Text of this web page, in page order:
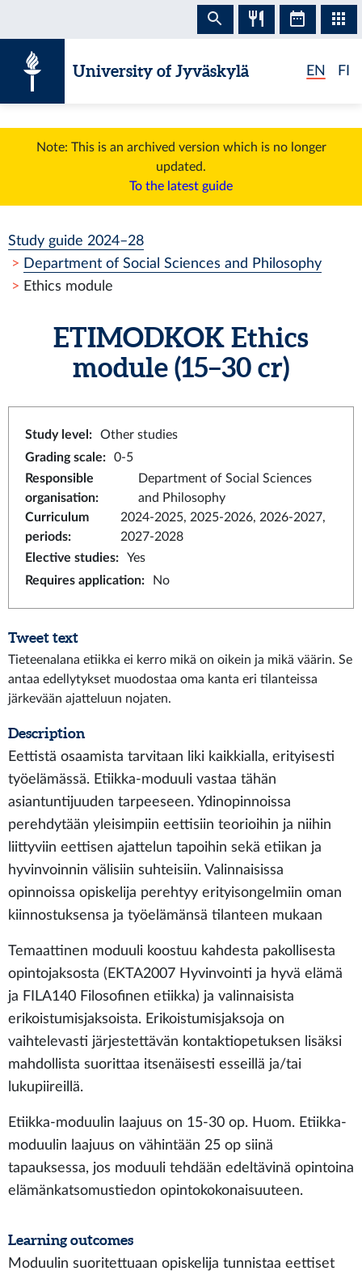
University of Jyväskylä EN FI
Note: This is an archived version which is no longer
updated.
To the latest guide
Study guide 2024–28
Department of Social Sciences and Philosophy
Ethics module
ETIMODKOK Ethics
module (15–30 cr)
Study level :
Other studies
Grading scale:
0-5
Responsible
organisation:
Department of Social Sciences
and Philosophy
Curriculum
periods:
2024-2025, 2025-2026, 2026-2027,
2027-2028
Elective studies:
Yes
Requires application: No
Tweet text
Tieteenalana etiikka ei kerro mikä on oikein ja mikä väärin. Se
antaa edellytykset muodostaa oma kanta eri tilanteissa
järkevään ajatteluun nojaten.
Description
Eettistä osaamista tarvitaan liki kaikkialla, erityisesti
työelämässä. Etiikka-moduuli vastaa tähän
asiantuntijuuden tarpeeseen. Ydinopinnoissa
perehdytään yleisimpiin eettisiin teorioihin ja niihin
liittyviin eettisen ajattelun tapoihin sekä etiikan ja
hyvinvoinnin välisiin suhteisiin. Valinnaisissa
opinnoissa opiskelija perehtyy erityisongelmiin oman
kiinnostuksensa ja työelämänsä tilanteen mukaan
Temaattinen moduuli koostuu kahdesta pakollisesta
opintojaksosta (EKTA2007 Hyvinvointi ja hyvä elämä
ja FILA140 Filosofinen etiikka) ja valinnaisista
erikoistumisjaksoista. Erikoistumisjaksoja on
vaihtelevasti järjestettävän kontaktiopetuksen lisäksi
mahdollista suorittaa itsenäisesti esseillä ja/tai
lukupiireillä.
Etiikka-moduulin laajuus on 15-30 op. Huom. Etiikka-
moduulin laajuus on vähintään 25 op siinä
tapauksessa, jos moduuli tehdään edeltävinä opintoina
elämänkatsomustiedon opintokokonaisuuteen.
Learning outcomes
Moduulin suoritettuaan opiskelija tunnistaa eettiset